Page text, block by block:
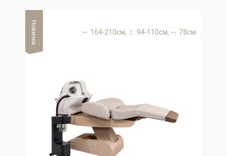
Новинка 164-210 см, 94-110 см, 78 см